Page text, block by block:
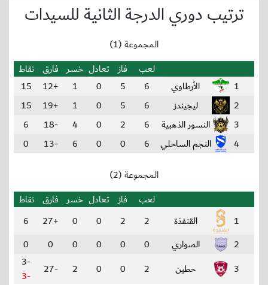
ترتيب دوري الدرجة الثانية للسيدات
المجموعة (1)
لعب
فاز تعادل خسر فارق نقاط
1
الأرطاوي 6
5
0
1
+12
15
2
ليجيندز 6
5
0
1
+19
15
3
النسور الذهبية 6
2
0
4
-18
6
4
النجم الساحلي 6
0
0
6
-13
0
المجموعة (2)
لعب
فاز تعادل خسر فارق نقاط
1
القنفذة 2
2
0
0
+27
6
2
الصواري 0
0
0
0
0
0
3
حطين 2
0
0
2
-27
-3
-3